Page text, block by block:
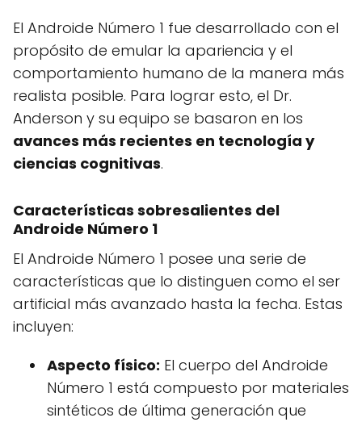
El Androide Número 1 fue desarrollado con el
propósito de emular la apariencia y el
comportamiento humano de la manera más
realista posible. Para lograr esto, el Dr.
Anderson y su equipo se basaron en los
avances más recientes en tecnología y
ciencias cognitivas.
Características sobresalientes del
Androide Número 1
El Androide Número 1 posee una serie de
características que lo distinguen como el ser
artificial más avanzado hasta la fecha. Estas
incluyen:
Aspecto físico: El cuerpo del Androide
Número 1 está compuesto por materiales
sintéticos de última generación que